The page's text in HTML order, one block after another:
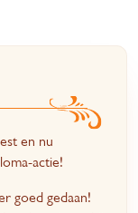
en nu
actie!
goed gedaan!